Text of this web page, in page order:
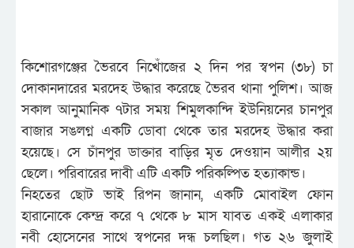
কিশোরগঞ্জের ভৈরবে নিখোঁজের ২ দিন পর স্বপন (৩৮) চা
দোকানদারের মরদেহ উদ্ধার করেছে ভৈরব থানা পুলিশ। আজ
সকাল আনুমানিক ৭টার সময় শিমুলকান্দি ইউনিয়নের চানপুর
বাজার সঙলগ্ন একটি ডোবা থেকে তার মরদেহ উদ্ধার করা
হয়েছে। সে চাঁনপুর ডাক্তার বাড়ির মৃত দেওয়ান আলীর ২য়
ছেলে। পরিবারের দাবী এটি একটি পরিকল্পিত হত্যাকান্ড।
নিহতের ছোট ভাই রিপন জানান, একটি মোবাইল ফোন
হারানোকে কেন্দ্র করে ৭ থেকে ৮ মাস যাবত একই এলাকার
নবী হোসেনের সাথে স্বপনের দন্ধ চলছিল। গত ২৬ জুলাই